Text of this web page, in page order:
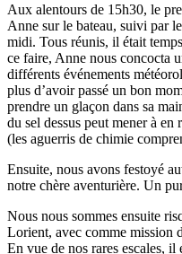
Aux alentours de 15h30, le
Anne sur le bateau, suivi par
midi. Tous réunis, il était
ce faire, Anne nous concocta
différents événements
plus d’avoir passé un bon
prendre un glaçon dans sa
du sel dessus peut mener à
(les aguerris de chimie
Ensuite, nous avons festoyé
notre chère aventurière. Un
Nous nous sommes ensuite
Lorient, avec comme mission
En vue de nos rares escales,